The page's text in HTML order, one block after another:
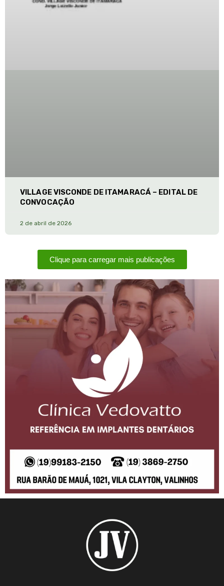
VILLAGE VISCONDE DE ITAMARACÁ – EDITAL DE
CONVOCAÇÃO
2 de abril de 2026
Clique para carregar mais publicações